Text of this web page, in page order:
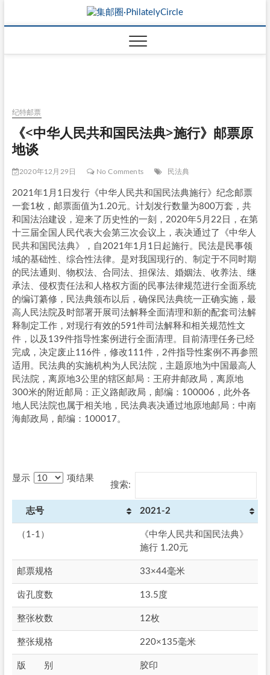
纪特邮票
《<中华人民共和国民法典>施行》邮票原
地谈
2020年12月29日 No Comments 民法典
2021年1月1日发行《中华人民共和国民法典施行》纪念邮票
一套1枚，邮票面值为1.20元。计划发行数量为800万套，共
和国法治建设，迎来了历史性的一刻，2020年5月22日，在第
十三届全国人民代表大会第三次会议上，表决通过了《中华人
民共和国民法典》，自2021年1月1日起施行。民法是民事领
域的基础性、综合性法律。是对我国现行的、制定于不同时期
的民法通则、物权法、合同法、担保法、婚姻法、收养法、继
承法、侵权责任法和人格权方面的民事法律规范进行全面系统
的编订纂修，民法典颁布以后，确保民法典统一正确实施，最
高人民法院及时部署开展司法解释全面清理和新的配套司法解
释制定工作，对现行有效的591件司法解释和相关规范性文
件，以及139件指导性案例进行全面清理。目前清理任务已经
完成，决定废止116件，修改111件，2件指导性案例不再参照
适用。民法典的实施机构为人民法院，主题原地为中国最高人
民法院，离原地3公里的辖区邮局：王府井邮政局，离原地
300米的附近邮局：正义路邮政局，邮编：100006，此外各
地人民法院也属于相关地，民法典表决通过地原地邮局：中南
海邮政局，邮编：100017。
显示 项结果
搜索:
志号 2021-2
（1-1）
《中华人民共和国民法典》
施行 1.20元
邮票规格 33×44毫米
齿孔度数 13.5度
整张枚数 12枚
整张规格 220×135毫米
版 别 胶印